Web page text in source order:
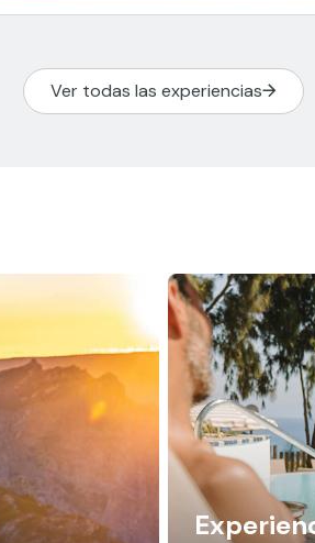
Ver todas las experiencias